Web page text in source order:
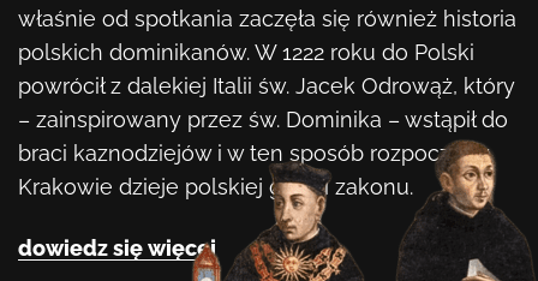
właśnie od spotkania zaczęła się również historia
polskich dominikanów. W 1222 roku do Polski
powrócił z dalekiej Italii św. Jacek Odrowąż, który
– zainspirowany przez św. Dominika – wstąpił do
braci kaznodziejów i w ten sposób rozpoczął w
Krakowie dzieje polskiej gałęzi zakonu.
dowiedz się więcej